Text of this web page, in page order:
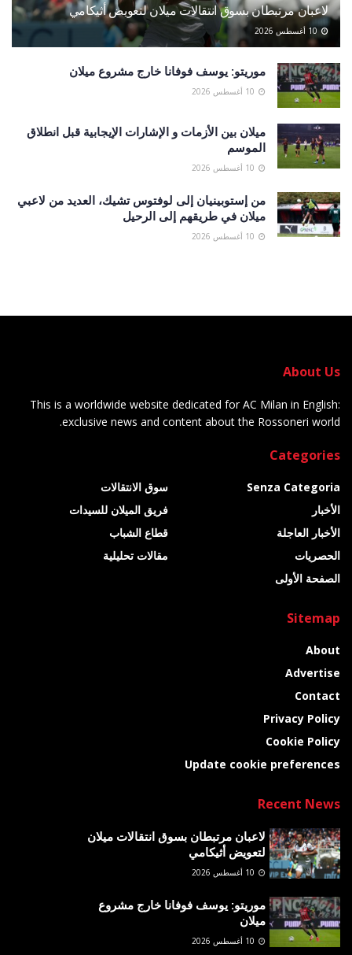
لاعبان مرتبطان بسوق انتقالات ميلان لتعويض أثيكامي
موريتو: يوسف فوفانا خارج مشروع ميلان
ميلان بين الأزمات و الإشارات الإيجابية قبل انطلاق
الموسم
من إستوبينيان إلى لوفتوس تشيك، العديد من لاعبي
ميلان في طريقهم إلى الرحيل
About Us
This is a worldwide website dedicated for AC Milan in English:
exclusive news and content about the Rossoneri world.
Categories
Senza Categoria
الأخبار
الأخبار العاجلة
الحصريات
الصفحة الأولى
سوق الانتقالات
فريق الميلان للسيدات
قطاع الشباب
مقالات تحليلية
Sitemap
About
Advertise
Contact
Privacy Policy
Cookie Policy
Update cookie preferences
Recent News
لاعبان مرتبطان بسوق انتقالات ميلان
لتعويض أثيكامي
موريتو: يوسف فوفانا خارج مشروع
ميلان